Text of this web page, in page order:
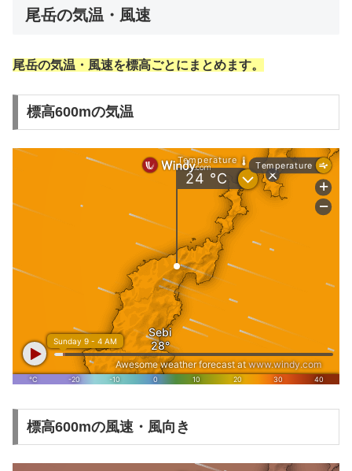
尾岳の気温・風速
尾岳の気温・風速を標高ごとにまとめます。
標高600mの気温
標高600mの風速・風向き